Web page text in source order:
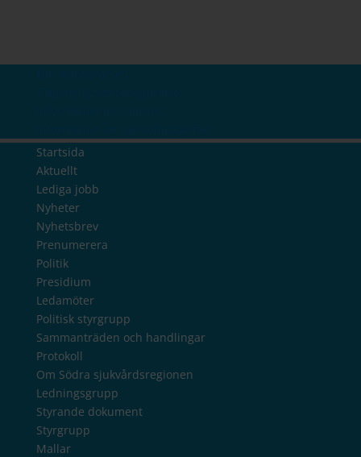
Startsida
Aktuellt
Lediga jobb
Nyheter
Nyhetsbrev
Prenumerera
Politik
Presidium
Ledamöter
Politisk styrgrupp
Sammanträden och handlingar
Protokoll
Om Södra sjukvårdsregionen
Ledningsgrupp
Styrande dokument
Styrgrupp
Mallar